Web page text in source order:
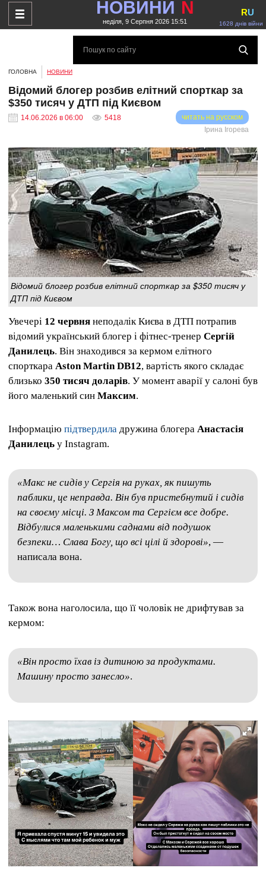
НОВИНИ N
неділя, 9 Серпня 2026 15:51 1628 днів війни
RU
ГОЛОВНА НОВИНИ
Відомий блогер розбив елітний спорткар за
$350 тисяч у ДТП під Києвом
14.06.2026 в 06:00 5418
читать на русском
Ірина Ігорева
Відомий блогер розбив елітний спорткар за $350 тисяч у
ДТП під Києвом
Увечері 12 червня неподалік Києва в ДТП потрапив
відомий український блогер і фітнес-тренер Сергій
Данилець. Він знаходився за кермом елітного
спорткара Aston Martin DB12, вартість якого складає
близько 350 тисяч доларів. У момент аварії у салоні був
його маленький син Максим.
Інформацію підтвердила дружина блогера Анастасія
Данилець у Instagram.
«Макс не сидів у Сергія на руках, як пишуть
паблики, це неправда. Він був пристебнутий і сидів
на своєму місці. З Максом та Сергієм все добре.
Відбулися маленькими саднами від подушок
безпеки… Слава Богу, що всі цілі й здорові», —
написала вона.
Також вона наголосила, що її чоловік не дрифтував за
кермом:
«Він просто їхав із дитиною за продуктами.
Машину просто занесло».